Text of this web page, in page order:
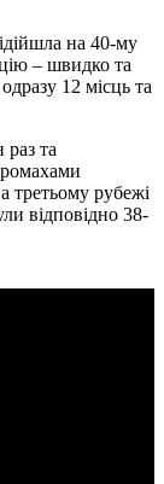
на 40-му
– швидко та
12 місць та
та
третьому рубежі
відповідно 38-